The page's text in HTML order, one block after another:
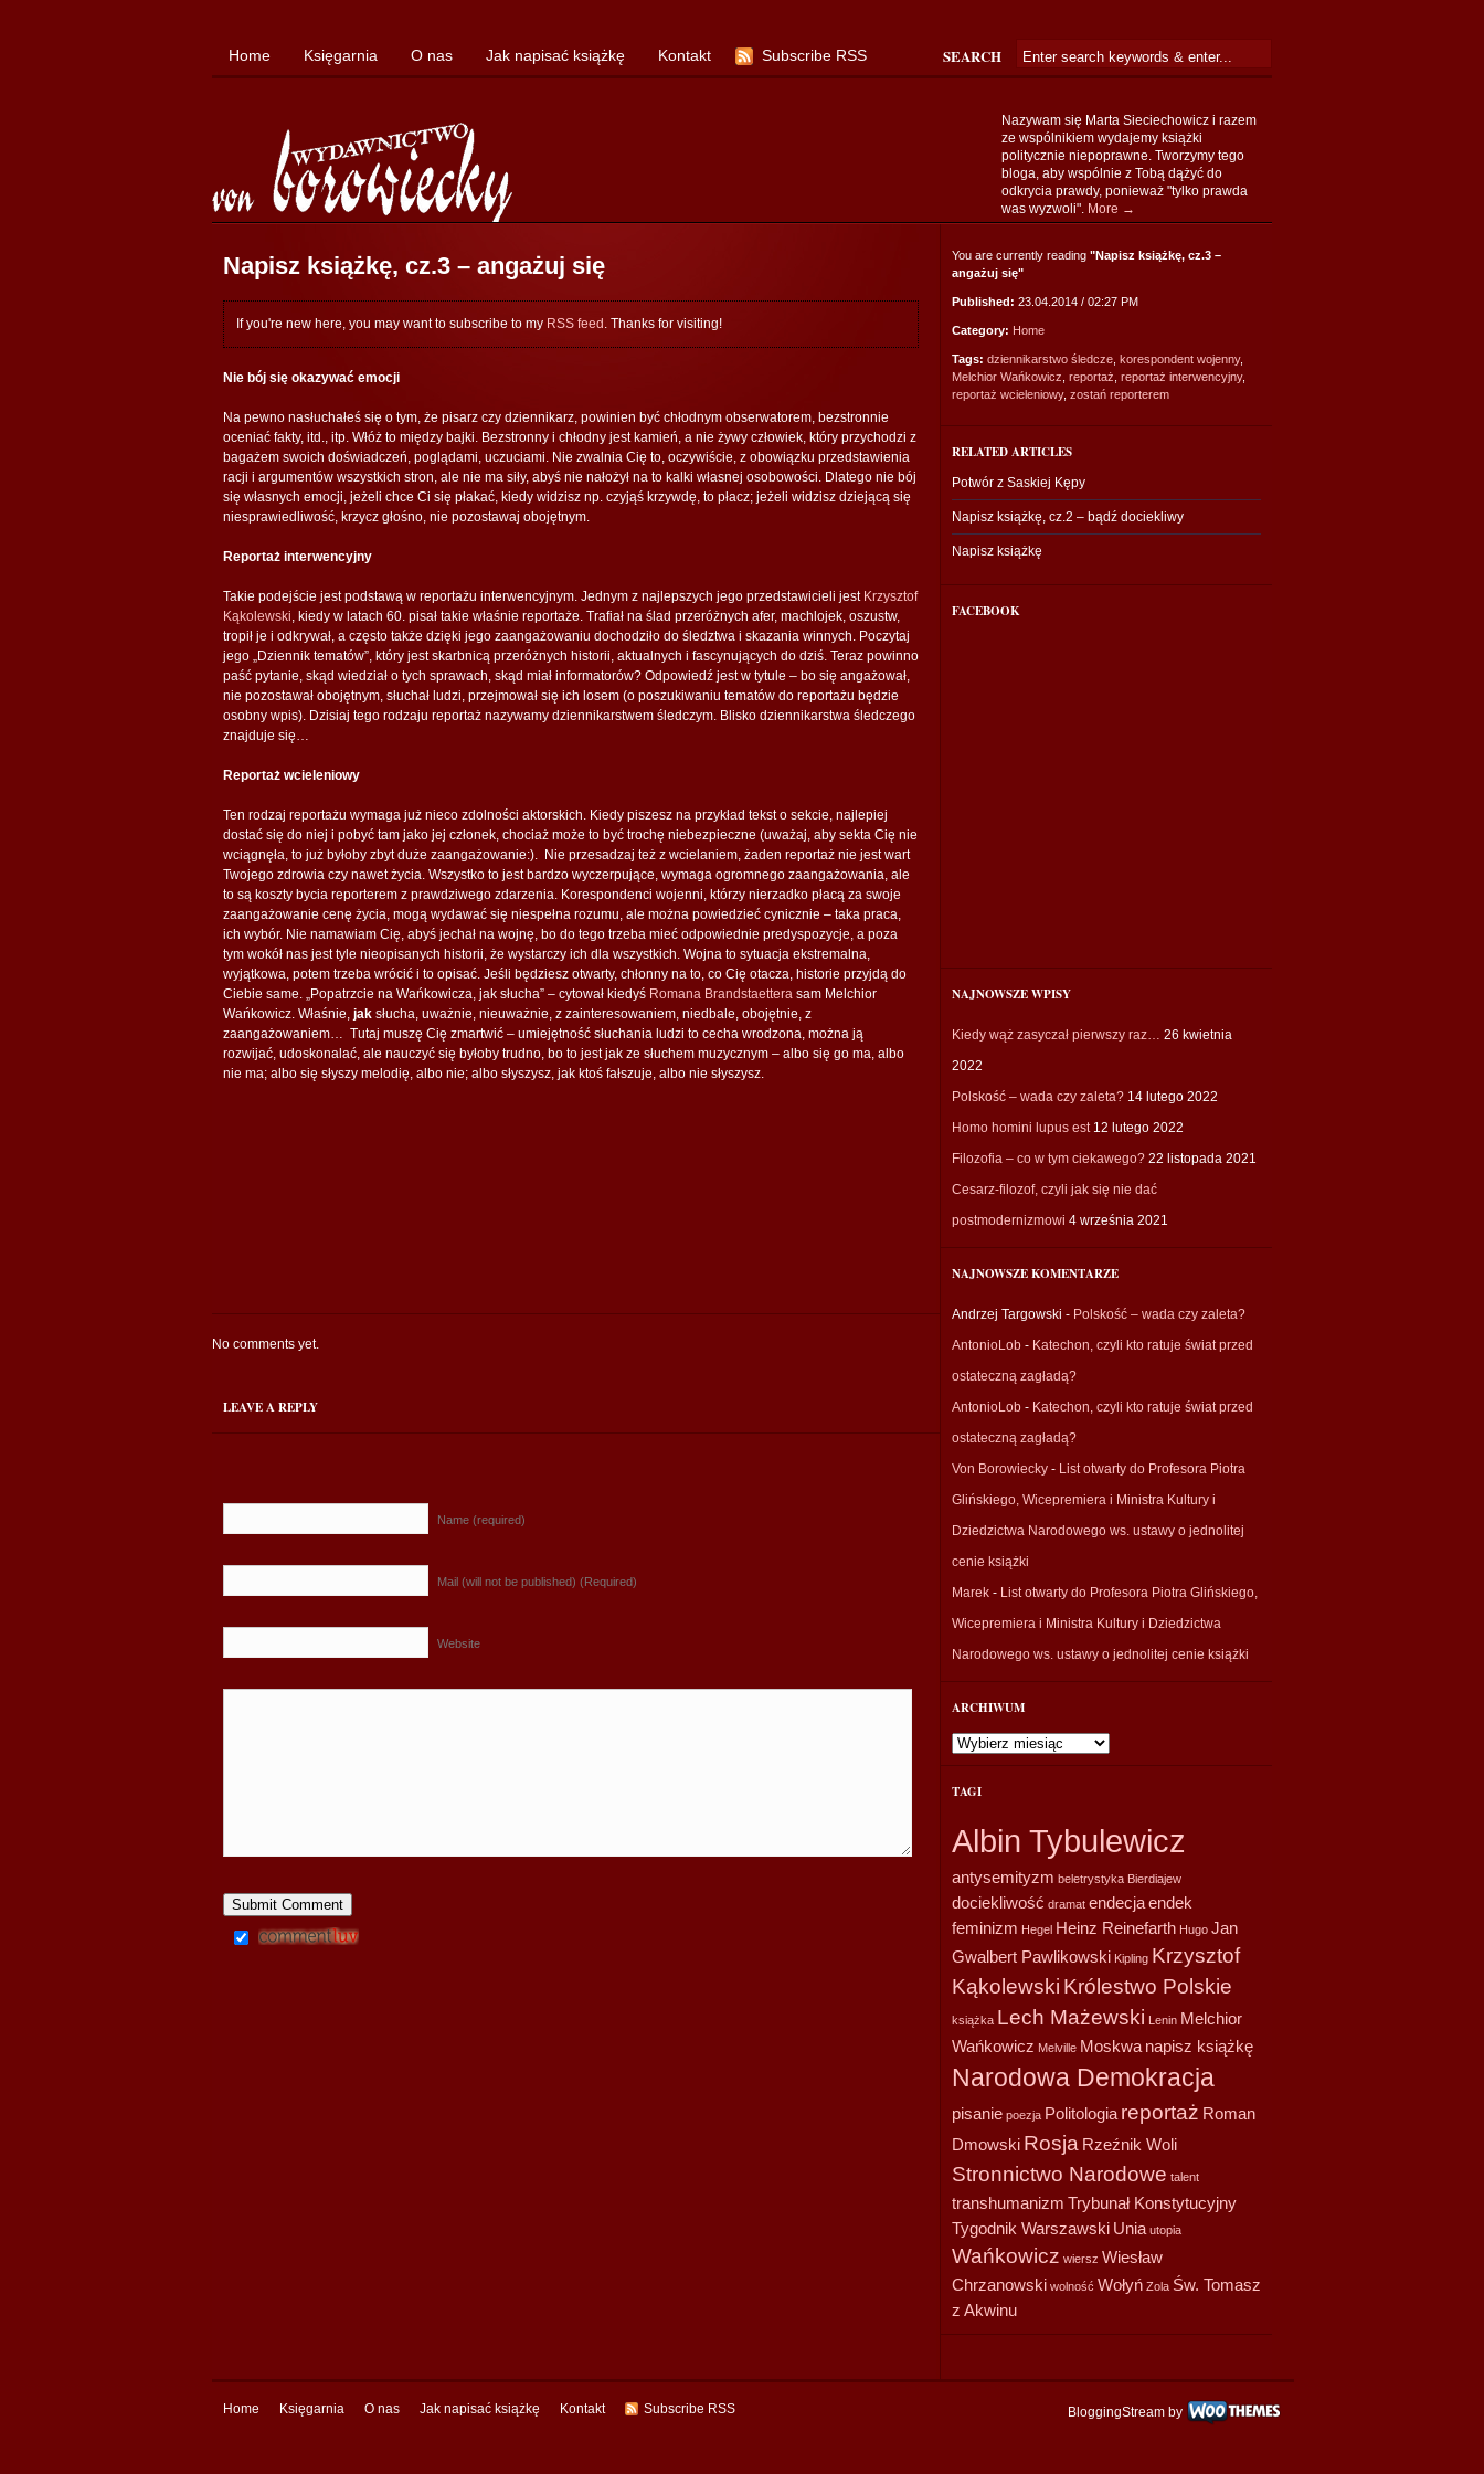
Home Księgarnia O nas Jak napisać książkę Kontakt Subscribe RSS SEARCH
Nazywam się Marta Sieciechowicz i razem
ze wspólnikiem wydajemy książki
politycznie niepoprawne. Tworzymy tego
bloga, aby wspólnie z Tobą dążyć do
odkrycia prawdy, ponieważ "tylko prawda
was wyzwoli". More →
Napisz książkę, cz.3 – angażuj się
If you're new here, you may want to subscribe to my RSS feed . Thanks for visiting!
Nie bój się okazywać emocji
Na pewno nasłuchałeś się o tym, że pisarz czy dziennikarz, powinien być chłodnym obserwatorem, bezstronnie
oceniać fakty, itd., itp. Włóż to między bajki. Bezstronny i chłodny jest kamień, a nie żywy człowiek, który przychodzi z
bagażem swoich doświadczeń, poglądami, uczuciami. Nie zwalnia Cię to, oczywiście, z obowiązku przedstawienia
racji i argumentów wszystkich stron, ale nie ma siły, abyś nie nałożył na to kalki własnej osobowości. Dlatego nie bój
się własnych emocji, jeżeli chce Ci się płakać, kiedy widzisz np. czyjąś krzywdę, to płacz; jeżeli widzisz dziejącą się
niesprawiedliwość, krzycz głośno, nie pozostawaj obojętnym.
Reportaż interwencyjny
Takie podejście jest podstawą w reportażu interwencyjnym. Jednym z najlepszych jego przedstawicieli jest Krzysztof
Kąkolewski , kiedy w latach 60. pisał takie właśnie reportaże. Trafiał na ślad przeróżnych afer, machlojek, oszustw,
tropił je i odkrywał, a często także dzięki jego zaangażowaniu dochodziło do śledztwa i skazania winnych. Poczytaj
jego „Dziennik tematów”, który jest skarbnicą przeróżnych historii, aktualnych i fascynujących do dziś. Teraz powinno
paść pytanie, skąd wiedział o tych sprawach, skąd miał informatorów? Odpowiedź jest w tytule – bo się angażował,
nie pozostawał obojętnym, słuchał ludzi, przejmował się ich losem (o poszukiwaniu tematów do reportażu będzie
osobny wpis). Dzisiaj tego rodzaju reportaż nazywamy dziennikarstwem śledczym. Blisko dziennikarstwa śledczego
znajduje się…
Reportaż wcieleniowy
Ten rodzaj reportażu wymaga już nieco zdolności aktorskich. Kiedy piszesz na przykład tekst o sekcie, najlepiej
dostać się do niej i pobyć tam jako jej członek, chociaż może to być trochę niebezpieczne (uważaj, aby sekta Cię nie
wciągnęła, to już byłoby zbyt duże zaangażowanie:). Nie przesadzaj też z wcielaniem, żaden reportaż nie jest wart
Twojego zdrowia czy nawet życia. Wszystko to jest bardzo wyczerpujące, wymaga ogromnego zaangażowania, ale
to są koszty bycia reporterem z prawdziwego zdarzenia. Korespondenci wojenni, którzy nierzadko płacą za swoje
zaangażowanie cenę życia, mogą wydawać się niespełna rozumu, ale można powiedzieć cynicznie – taka praca,
ich wybór. Nie namawiam Cię, abyś jechał na wojnę, bo do tego trzeba mieć odpowiednie predyspozycje, a poza
tym wokół nas jest tyle nieopisanych historii, że wystarczy ich dla wszystkich. Wojna to sytuacja ekstremalna,
wyjątkowa, potem trzeba wrócić i to opisać. Jeśli będziesz otwarty, chłonny na to, co Cię otacza, historie przyjdą do
Ciebie same. „Popatrzcie na Wańkowicza, jak słucha” – cytował kiedyś Romana Brandstaettera sam Melchior
Wańkowicz. Właśnie, jak słucha, uważnie, nieuważnie, z zainteresowaniem, niedbale, obojętnie, z
zaangażowaniem… Tutaj muszę Cię zmartwić – umiejętność słuchania ludzi to cecha wrodzona, można ją
rozwijać, udoskonalać, ale nauczyć się byłoby trudno, bo to jest jak ze słuchem muzycznym – albo się go ma, albo
nie ma; albo się słyszy melodię, albo nie; albo słyszysz, jak ktoś fałszuje, albo nie słyszysz.
No comments yet.
LEAVE A REPLY
Name (required)
Mail (will not be published) (Required)
Website
You are currently reading "Napisz książkę, cz.3 –
angażuj się"
Published: 23.04.2014 / 02:27 PM
Category: Home
Tags: dziennikarstwo śledcze korespondent wojenny,
Melchior Wańkowicz reportaż reportaż interwencyjny,
reportaż wcieleniowy, zostań reporterem
RELATED ARTICLES
Potwór z Saskiej Kępy
Napisz książkę, cz.2 – bądź dociekliwy
Napisz książkę
FACEBOOK
NAJNOWSZE WPISY
Kiedy wąż zasyczał pierwszy raz… 26 kwietnia
2022
Polskość – wada czy zaleta? 14 lutego 2022
Homo homini lupus est 12 lutego 2022
Filozofia – co w tym ciekawego? 22 listopada 2021
Cesarz-filozof, czyli jak się nie dać
postmodernizmowi 4 września 2021
NAJNOWSZE KOMENTARZE
Andrzej Targowski - Polskość – wada czy zaleta?
AntonioLob - Katechon, czyli kto ratuje świat przed
ostateczną zagładą?
AntonioLob - Katechon, czyli kto ratuje świat przed
ostateczną zagładą?
Von Borowiecky - List otwarty do Profesora Piotra
Glińskiego, Wicepremiera i Ministra Kultury i
Dziedzictwa Narodowego ws. ustawy o jednolitej
cenie książki
Marek - List otwarty do Profesora Piotra Glińskiego,
Wicepremiera i Ministra Kultury i Dziedzictwa
Narodowego ws. ustawy o jednolitej cenie książki
ARCHIWUM
Archiwum
TAGI
Albin Tybulewicz
antysemityzm beletrystyka Bierdiajew
dociekliwość dramat endecjaendek
feminizm Hegel Heinz Reinefarth Hugo Jan
Gwalbert Pawlikowski Kipling Krzysztof
Kąkolewski Królestwo Polskie
książka Lech Mażewski Lenin Melchior
Wańkowicz Melville Moskwa napisz książkę
Narodowa Demokracja
pisanie poezja Politologia reportaż Roman
Dmowski Rosja Rzeźnik Woli
Stronnictwo Narodowe talent
transhumanizm Trybunał Konstytucyjny
Tygodnik Warszawski Unia utopia
Wańkowicz wiersz Wiesław
Chrzanowski wolność Wołyń Zola Św. Tomasz
z Akwinu
Home Księgarnia O nas Jak napisać książkę Kontakt Subscribe RSS BloggingStream by